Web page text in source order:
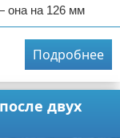
она на 126 мм
Подробнее
двух